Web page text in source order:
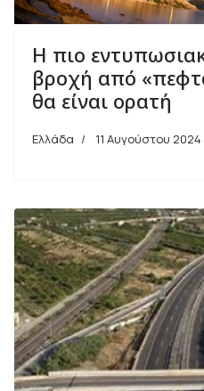
Η πιο
βροχή από
θα είναι ορατή
Ελλάδα 11 Αυγούστου 2024